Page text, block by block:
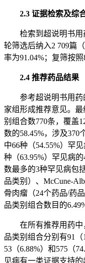
2.3 证据检索及综
检索到超说明书用
轮筛选后纳入2 709篇
率为91.04%；复筛按照
2.4 推荐药品结果
参考超说明书用
家组形成推荐意见。
别组合数770条，覆盖
数的58.45%，涉及370
中66种（54.55%）罕
种（63.95%）罕见病
数最多的3种罕见病包
品类别）、McCune-
骨肉瘤（24个药品/药
品类别组合数目的
在所有推荐用药
品类别组合分别有91（
53（6.88%）和575（
见病有一类证据支持